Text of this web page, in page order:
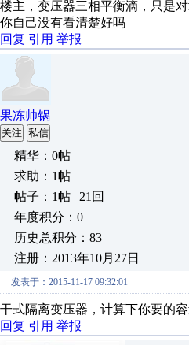
楼主，变压器三相平衡滴，只是
你自己没有看清楚好吗
回复 引用 举报
果冻帅锅
关注 私信
精华：0帖
求助：1帖
帖子：1帖 | 21回
年度积分：0
历史总积分：83
注册：2013年10月27日
发表于：2015-11-17 09:32:01
干式隔离变压器，计算下你要的容
回复 引用 举报